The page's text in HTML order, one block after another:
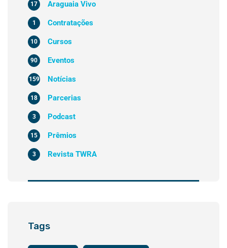
Araguaia Vivo
17
Contratações
1
Cursos
10
Eventos
90
Notícias
159
Parcerias
18
Podcast
3
Prêmios
15
Revista TWRA
3
Tags